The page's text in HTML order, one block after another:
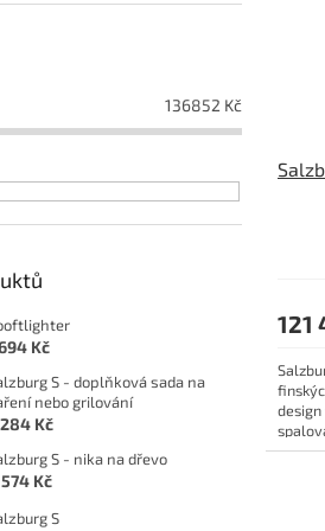
136852 Kč
Kč
S - doplňková sada na
nebo grilování
Kč
S - nika na dřevo
Kč
S
121
to